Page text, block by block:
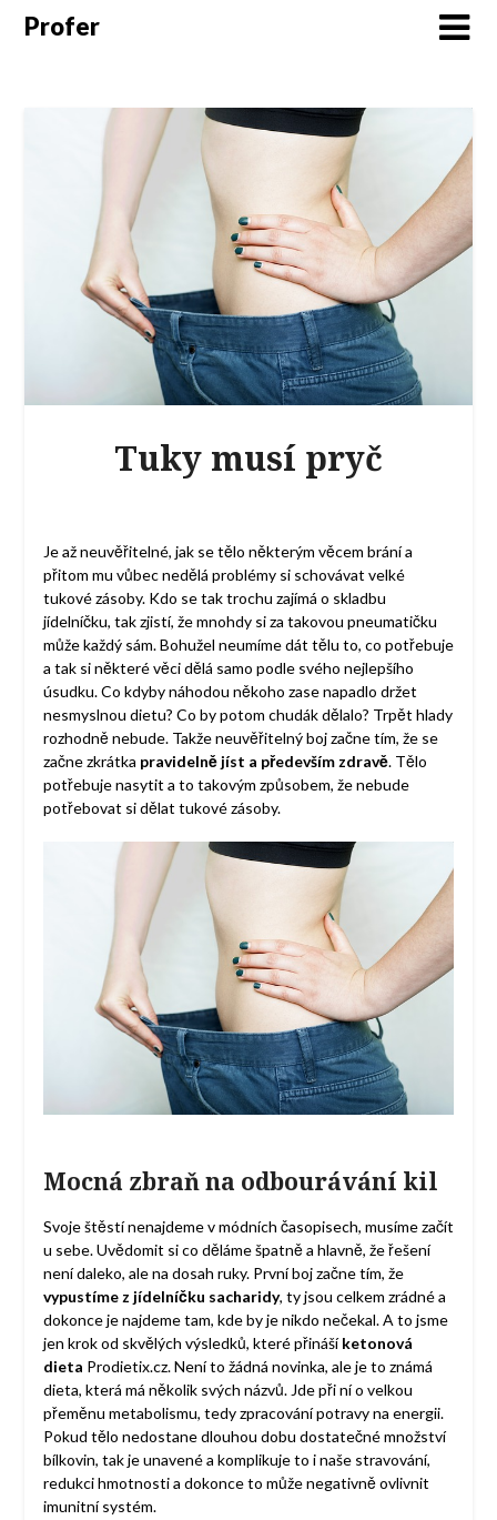
Profer
Tuky musí pryč
Je až neuvěřitelné, jak se tělo některým věcem brání a
přitom mu vůbec nedělá problémy si schovávat velké
tukové zásoby. Kdo se tak trochu zajímá o skladbu
jídelníčku, tak zjistí, že mnohdy si za takovou pneumatičku
může každý sám. Bohužel neumíme dát tělu to, co potřebuje
a tak si některé věci dělá samo podle svého nejlepšího
úsudku. Co kdyby náhodou někoho zase napadlo držet
nesmyslnou dietu? Co by potom chudák dělalo? Trpět hlady
rozhodně nebude. Takže neuvěřitelný boj začne tím, že se
začne zkrátka pravidelně jíst a především zdravě. Tělo
potřebuje nasytit a to takovým způsobem, že nebude
potřebovat si dělat tukové zásoby.
Mocná zbraň na odbourávání kil
Svoje štěstí nenajdeme v módních časopisech, musíme začít
u sebe. Uvědomit si co děláme špatně a hlavně, že řešení
není daleko, ale na dosah ruky. První boj začne tím, že
vypustíme z jídelníčku sacharidy, ty jsou celkem zrádné a
dokonce je najdeme tam, kde by je nikdo nečekal. A to jsme
jen krok od skvělých výsledků, které přinášíketonová
dieta Prodietix.cz. Není to žádná novinka, ale je to známá
dieta, která má několik svých názvů. Jde při ní o velkou
přeměnu metabolismu, tedy zpracování potravy na energii.
Pokud tělo nedostane dlouhou dobu dostatečné množství
bílkovin, tak je unavené a komplikuje to i naše stravování,
redukci hmotnosti a dokonce to může negativně ovlivnit
imunitní systém.